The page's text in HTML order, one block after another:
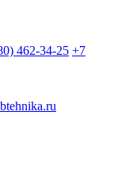
462-34-25 +7